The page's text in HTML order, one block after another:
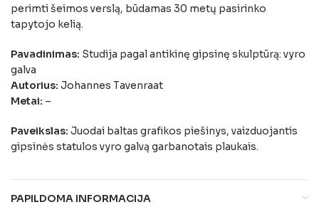
perimti šeimos verslą, būdamas 30 metų pasirinko
tapytojo kelią.
Pavadinimas: Studija pagal antikinę gipsinę skulptūrą: vyro
galva
Autorius: Johannes Tavenraat
Metai: –
Paveikslas: Juodai baltas grafikos piešinys, vaizduojantis
gipsinės statulos vyro galvą garbanotais plaukais.
PAPILDOMA INFORMACIJA